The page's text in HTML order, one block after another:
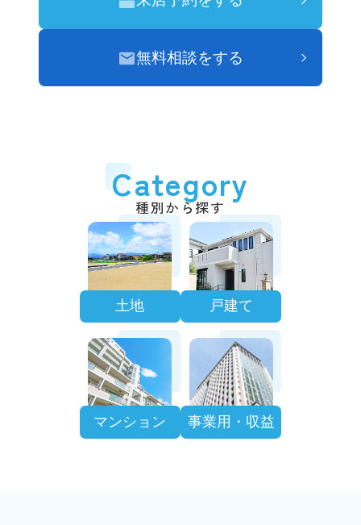
無料相談をする
Category
種別から探す
土地 戸建て
マンション 事業用・収益